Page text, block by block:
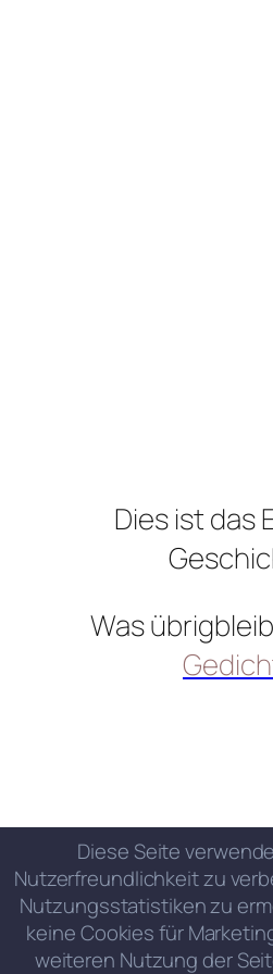
Dies ist das
Was
Diese Seite
Nutzerfreundlichkeit zu
Nutzungsstatistiken zu
keine Cookies für
weiteren Nutzung der